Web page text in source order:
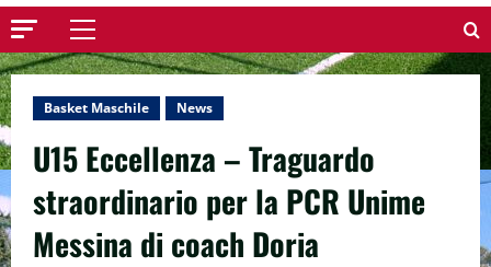
Menu
principale
Basket Maschile News
U15 Eccellenza – Traguardo
straordinario per la PCR Unime
Messina di coach Doria